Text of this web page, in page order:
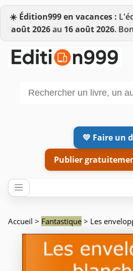
☀️ Édition999 en vacances :
août 2026au 16 août 2026.
💛 Faire un
Publier
Accueil > Fantastique > Les